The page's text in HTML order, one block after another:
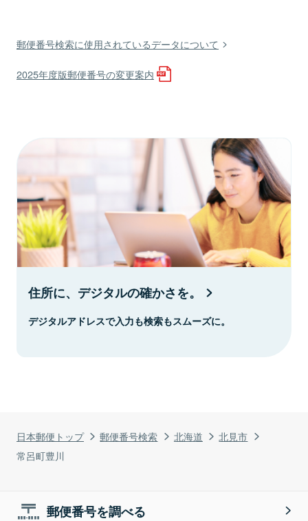
日本郵便トップ 郵便番号検索 北海道
北見市
常呂町豊川
郵便番号検索に使用されているデータについて
2025年度版郵便番号の変更案内
住所に、デジタルの確かさを。
デジタルアドレスで入力も検索もスムーズに。
郵便番号を調べる